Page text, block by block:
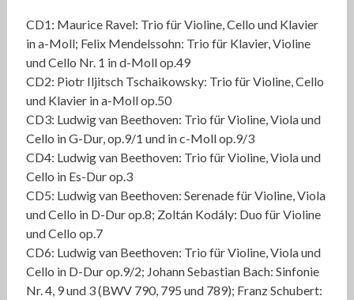
CD1: Maurice Ravel: Trio für Violine, Cello und Klavier
in a-Moll; Felix Mendelssohn: Trio für Klavier, Violine
und Cello Nr. 1 in d-Moll op.49
CD2: Piotr Iljitsch Tschaikowsky: Trio für Violine, Cello
und Klavier in a-Moll op.50
CD3: Ludwig van Beethoven: Trio für Violine, Viola und
Cello in G-Dur, op.9/1 und in c-Moll op.9/3
CD4: Ludwig van Beethoven: Trio für Violine, Viola und
Cello in Es-Dur op.3
CD5: Ludwig van Beethoven: Serenade für Violine, Viola
und Cello in D-Dur op.8; Zoltán Kodály: Duo für Violine
und Cello op.7
CD6: Ludwig van Beethoven: Trio für Violine, Viola und
Cello in D-Dur op.9/2; Johann Sebastian Bach: Sinfonie
Nr. 4, 9 und 3 (BWV 790, 795 und 789); Franz Schubert: